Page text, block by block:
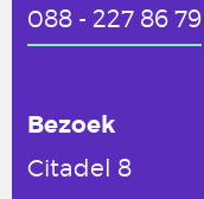
088 - 227 86 79
Bezoek
Citadel 8